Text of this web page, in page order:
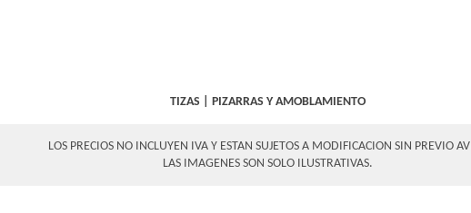
TIZAS PIZARRAS Y AMOBLAMIENTO
LOS PRECIOS NO INCLUYEN IVA Y ESTAN SUJETOS A MODIFICACION SIN PREVIO
LAS IMAGENES SON SOLO ILUSTRATIVAS.